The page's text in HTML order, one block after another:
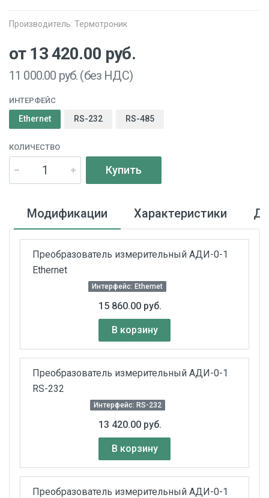
Производитель: Термотроник
от 13 420.00 руб.
11 000.00 руб. (без НДС)
ИНТЕРФЕЙС
Ethernet RS-232 RS-485
КОЛИЧЕСТВО
Купить
Модификации Характеристики
Преобразователь измерительный АДИ-0-1
Ethernet
Интерфейс: Ethernet
15 860.00 руб.
В корзину
Преобразователь измерительный АДИ-0-1
RS-232
Интерфейс: RS-232
13 420.00 руб.
В корзину
Преобразователь измерительный АДИ-0-1